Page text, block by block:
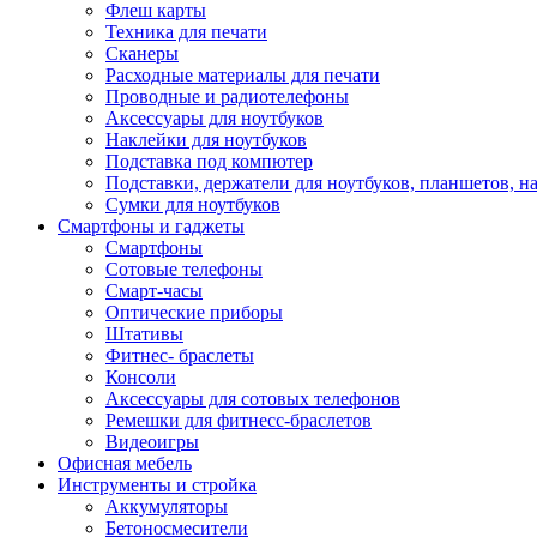
Флеш карты
Техника для печати
Сканеры
Расходные материалы для печати
Проводные и радиотелефоны
Аксессуары для ноутбуков
Наклейки для ноутбуков
Подставка под компютер
Подставки, держатели для ноутбуков, планшетов,
Сумки для ноутбуков
Смартфоны и гаджеты
Смартфоны
Сотовые телефоны
Смарт-часы
Оптические приборы
Штативы
Фитнес- браслеты
Консоли
Аксессуары для сотовых телефонов
Ремешки для фитнесс-браслетов
Видеоигры
Офисная мебель
Инструменты и стройка
Аккумуляторы
Бетоносмесители